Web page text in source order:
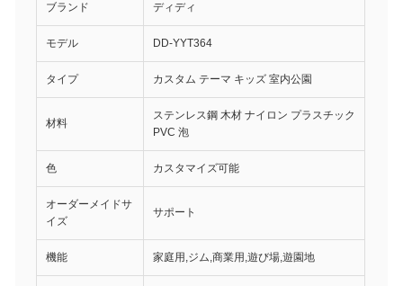
ブランド ディディ
モデル DD-YYT364
タイプ カスタム テーマ キッズ 室内公園
材料
ステンレス鋼 木材 ナイロン プラスチック
PVC 泡
色 カスタマイズ可能
オーダーメイドサ
イズ
サポート
機能 家庭用,ジム,商業用,遊び場,遊園地